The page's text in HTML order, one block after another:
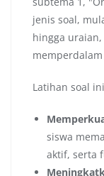
jenis soal,
hingga
Latihan soal
siswa
aktif, serta